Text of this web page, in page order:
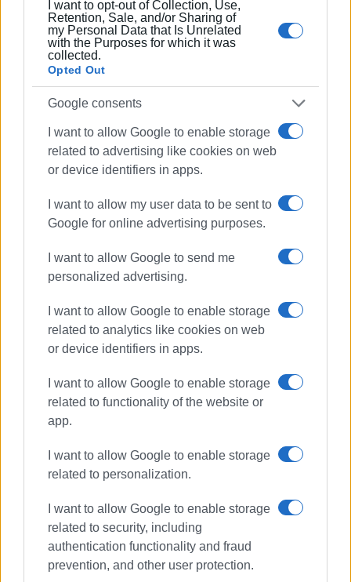
I want to opt-out of Collection, Use,
Retention, Sale, and/or Sharing of
my Personal Data that Is Unrelated
with the Purposes for which it was
collected.
Opted Out
Google consents
I want to allow Google to enable storage
related to advertising like cookies on web
or device identifiers in apps.
I want to allow my user data to be sent to
Google for online advertising purposes.
I want to allow Google to send me
personalized advertising.
I want to allow Google to enable storage
related to analytics like cookies on web
or device identifiers in apps.
I want to allow Google to enable storage
related to functionality of the website or
app.
I want to allow Google to enable storage
related to personalization.
I want to allow Google to enable storage
related to security, including
authentication functionality and fraud
prevention, and other user protection.
Ακολουθήστε το enimerosi στοFacebook
Συνδρομητές στο e-paper